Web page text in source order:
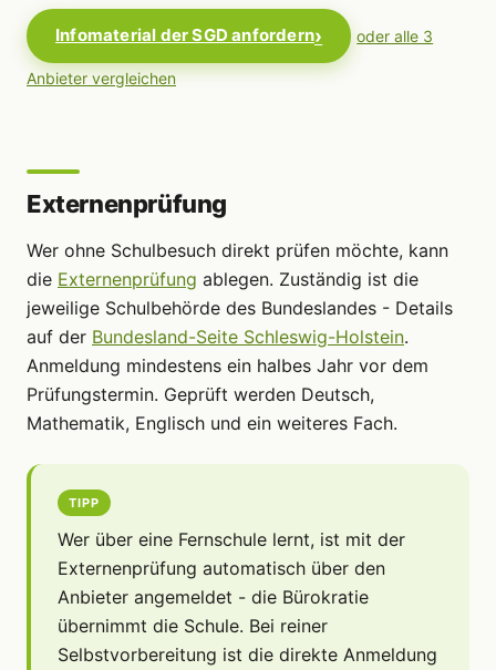
Infomaterial der SGD anfordern oder alle 3
Anbieter vergleichen
Externenprüfung
Wer ohne Schulbesuch direkt prüfen möchte, kann
die Externenprüfung ablegen. Zuständig ist die
jeweilige Schulbehörde des Bundeslandes - Details
auf der Bundesland-Seite Schleswig-Holstein.
Anmeldung mindestens ein halbes Jahr vor dem
Prüfungstermin. Geprüft werden Deutsch,
Mathematik, Englisch und ein weiteres Fach.
TIPP
Wer über eine Fernschule lernt, ist mit der
Externenprüfung automatisch über den
Anbieter angemeldet - die Bürokratie
übernimmt die Schule. Bei reiner
Selbstvorbereitung ist die direkte Anmeldung